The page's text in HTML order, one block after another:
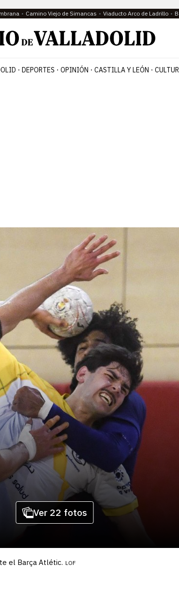
Camino Viejo de Simancas Viaducto Arco de Ladrillo
DEPORTES OPINIÓN CASTILLA Y LEÓN
Ver 22 fotos
el Barça Atlétic. LOF